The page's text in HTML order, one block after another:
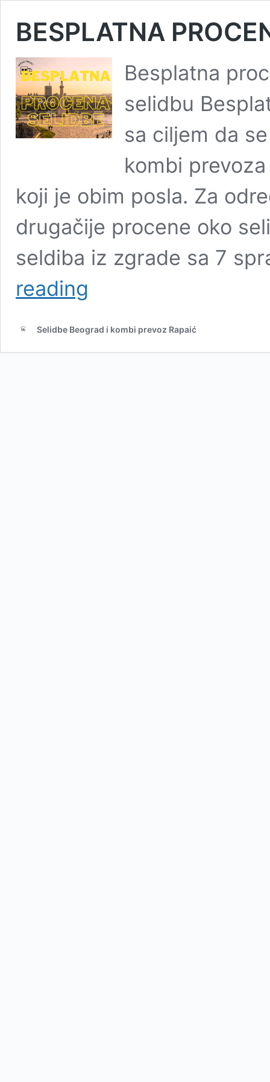
BESPLATNA
Besplatna
selidbu
sa ciljem da
kombi
koji je obim posla. Za
drugačije procene oko
seldiba iz zgrade sa 7
reading
Selidbe Beograd i kombi prevoz Rapaić